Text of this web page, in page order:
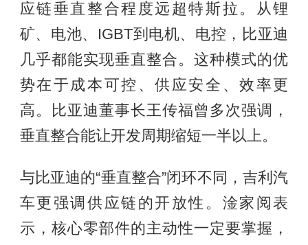
应链垂直整合程度远超特斯拉。从锂
矿、电池、IGBT到电机、电控，比亚迪
几乎都能实现垂直整合。这种模式的优
势在于成本可控、供应安全、效率更
高。比亚迪董事长王传福曾多次强调，
垂直整合能让开发周期缩短一半以上。
与比亚迪的“垂直整合”闭环不同，吉利汽
车更强调供应链的开放性。淦家阅表
示，核心零部件的主动性一定要掌握，